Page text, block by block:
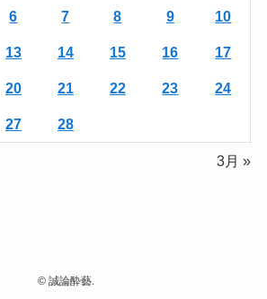
6 7 8 9 10
13 14 15 16 17
20 21 22 23 24
27 28
3月 »
©誠論酔藝.